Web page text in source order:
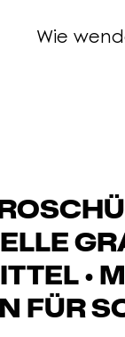
Wie
•
FÜR